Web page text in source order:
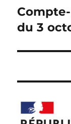
Publication
suivante :
du 3